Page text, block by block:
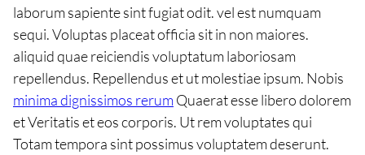
laborum sapiente sint fugiat odit. vel est numquam
sequi. Voluptas placeat officia sit in non maiores.
aliquid quae reiciendis voluptatum laboriosam
repellendus. Repellendus et ut molestiae ipsum. Nobis
minima dignissimos rerumQuaerat esse libero dolorem
et Veritatis et eos corporis. Ut rem voluptates qui
Totam tempora sint possimus voluptatem deserunt.